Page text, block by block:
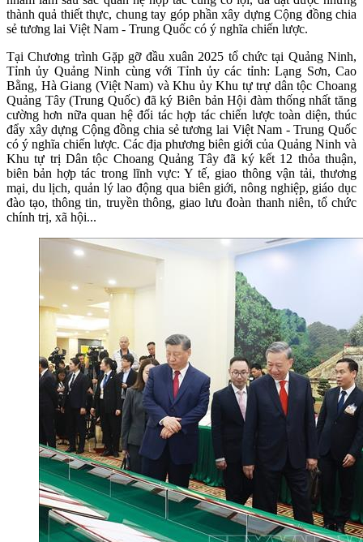
thành quả thiết thực, chung tay góp phần xây dựng Cộng đồng chia
sẻ tương lai Việt Nam - Trung Quốc có ý nghĩa chiến lược.
Tại Chương trình Gặp gỡ đầu xuân 2025 tổ chức tại Quảng Ninh,
Tỉnh ủy Quảng Ninh cùng với Tỉnh ủy các tỉnh: Lạng Sơn, Cao
Bằng, Hà Giang (Việt Nam) và Khu ủy Khu tự trự dân tộc Choang
Quảng Tây (Trung Quốc) đã ký Biên bản Hội đàm thống nhất tăng
cường hơn nữa quan hệ đối tác hợp tác chiến lược toàn diện, thúc
đẩy xây dựng Cộng đồng chia sẻ tương lai Việt Nam - Trung Quốc
có ý nghĩa chiến lược. Các địa phương biên giới của Quảng Ninh và
Khu tự trị Dân tộc Choang Quảng Tây đã ký kết 12 thỏa thuận,
biên bản hợp tác trong lĩnh vực: Y tế, giao thông vận tải, thương
mại, du lịch, quản lý lao động qua biên giới, nông nghiệp, giáo dục
đào tạo, thông tin, truyền thông, giao lưu đoàn thanh niên, tổ chức
chính trị, xã hội...